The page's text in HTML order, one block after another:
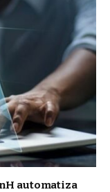
automatiza